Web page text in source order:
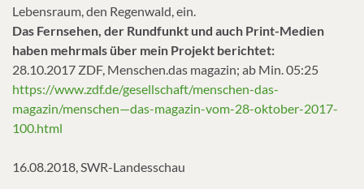
Lebensraum, den Regenwald, ein.
Das Fernsehen, der Rundfunkt und auch Print-Medien
haben mehrmals über mein Projekt berichtet:
28.10.2017 ZDF, Menschen.das magazin; ab Min. 05:25
https://www.zdf.de/gesellschaft/menschen-das-
magazin/menschen—das-magazin-vom-28-oktober-2017-
100.html
16.08.2018, SWR-Landesschau